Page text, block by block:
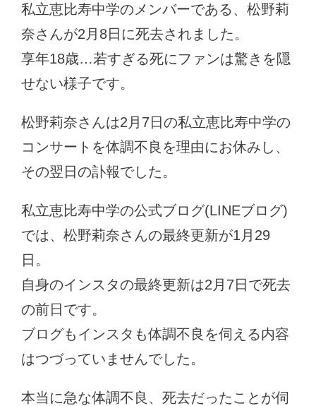
私立恵比寿中学のメンバーである、松野莉
奈さんが2月8日に死去されました。
享年18歳…若すぎる死にファンは驚きを隠
せない様子です。
松野莉奈さんは2月7日の私立恵比寿中学の
コンサートを体調不良を理由にお休みし、
その翌日の訃報でした。
私立恵比寿中学の公式ブログ(LINEブログ)
では、松野莉奈さんの最終更新が1月29
日。
自身のインスタの最終更新は2月7日で死去
の前日です。
ブログもインスタも体調不良を伺える内容
はつづっていませんでした。
本当に急な体調不良、死去だったことが伺